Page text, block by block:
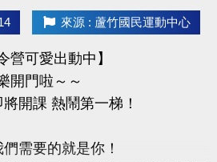
來源 : 蘆竹國民運動中心
營可愛出動中】
開門啦～～
開課 熱鬧第一梯！
需要的就是你！